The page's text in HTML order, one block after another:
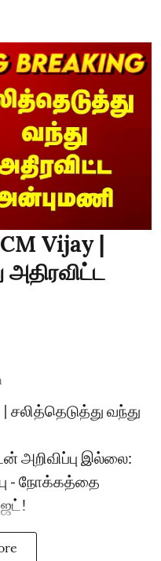
Vijay |
அதிரவிட்ட
சலித்தெடுத்து வந்து
அறிவிப்பு இல்லை:
- நோக்கத்தை